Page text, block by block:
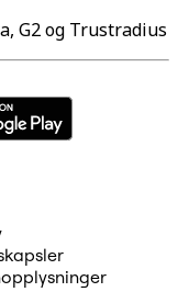
G2 og Trustradius